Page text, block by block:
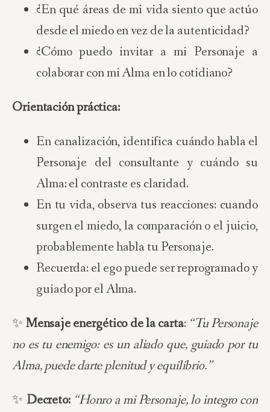
¿En qué áreas de mi vida siento que actúo
desde el miedo en vez de la autenticidad?
¿Cómo puedo invitar a mi Personaje a
colaborar con mi Alma en lo cotidiano?
Orientación práctica:
En canalización, identifica cuándo habla el
Personaje del consultante y cuándo su
Alma: el contraste es claridad.
En tu vida, observa tus reacciones: cuando
surgen el miedo, la comparación o el juicio,
probablemente habla tu Personaje.
Recuerda: el ego puede ser reprogramado y
guiado por el Alma.
✨ Mensaje energético de la carta: “Tu Personaje
no es tu enemigo: es un aliado que, guiado por tu
Alma, puede darte plenitud y equilibrio.”
✨ Decreto: “Honro a mi Personaje, lo integro con